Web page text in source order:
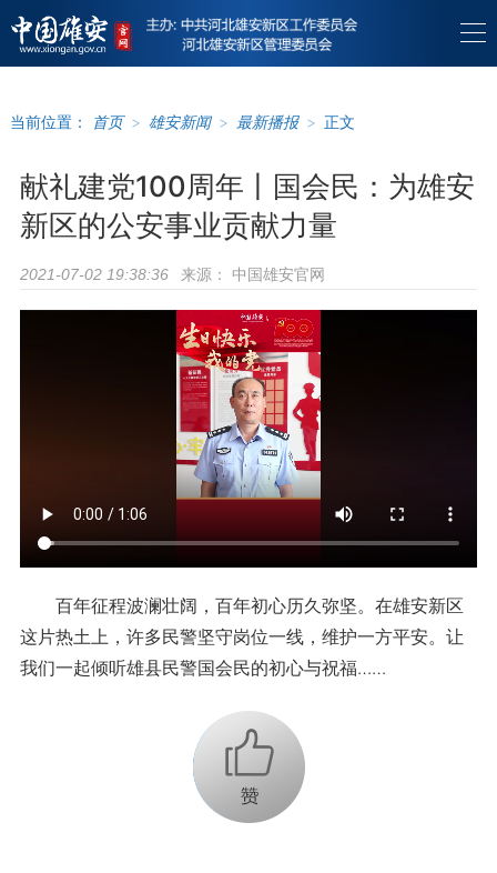
当前位置： 首页 > 雄安新闻 > 最新播报 > 正文
献礼建党100周年丨国会民：为雄安
新区的公安事业贡献力量
2021-07-02 19:38:36 来源： 中国雄安官网
百年征程波澜壮阔，百年初心历久弥坚。在雄安新区
这片热土上，许多民警坚守岗位一线，维护一方平安。让
我们一起倾听雄县民警国会民的初心与祝福……
+1